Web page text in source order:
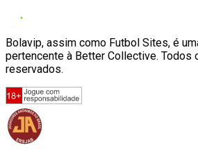
Bolavip, assim como Futbol Sites, é
pertencente à Better Collective. Todos
reservados.